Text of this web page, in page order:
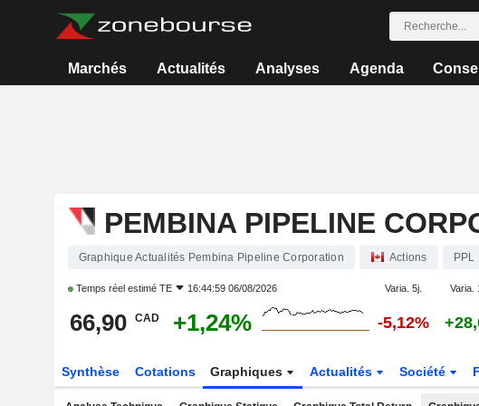
Marchés Actualités Analyses Agenda
PEMBINA PIPELINE
Graphique Actualités Pembina Pipeline Corporation Actions PPL
Temps réel estimé TE 16:44:59 06/08/2026 Varia. 5j. Varia.
66,90 CAD +1,24% -5,12%
Synthèse Cotations Graphiques Actualités Société